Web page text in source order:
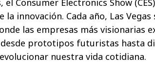
el Consumer Electronics Show
la innovación. Cada año, Las
las empresas más visionarias
desde prototipos futuristas hasta
nuestra vida cotidiana.